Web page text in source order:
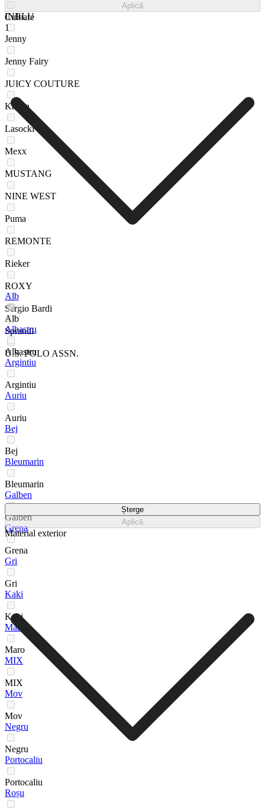
INBLU
Jenny
Jenny Fairy
JUICY COUTURE
Kappa
Lasocki
Mexx
MUSTANG
NINE WEST
Puma
REMONTE
Rieker
ROXY
Sergio Bardi
Sprandi
U.S. POLO ASSN.
Aplică
Culoare
1
Alb
Alb
Albastru
Albastru
Argintiu
Argintiu
Auriu
Auriu
Bej
Bej
Bleumarin
Bleumarin
Galben
Galben
Grena
Grena
Gri
Gri
Kaki
Kaki
Maro
Maro
MIX
MIX
Mov
Mov
Negru
Negru
Portocaliu
Portocaliu
Roșu
Șterge
Aplică
Material exterior